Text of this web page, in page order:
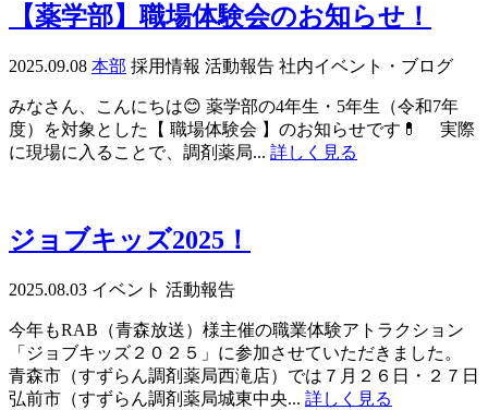
【薬学部】職場体験会のお知らせ！
2025.09.08 本部 採用情報 活動報告 社内イベント・ブログ
みなさん、こんにちは😊 薬学部の4年生・5年生（令和7年
度）を対象とした【 職場体験会 】のお知らせです💊 実際
に現場に入ることで、調剤薬局... 詳しく見る
ジョブキッズ2025！
2025.08.03 イベント 活動報告
今年もRAB（青森放送）様主催の職業体験アトラクション
「ジョブキッズ２０２５」に参加させていただきました。
青森市（すずらん調剤薬局西滝店）では７月２６日・２７日
弘前市（すずらん調剤薬局城東中央... 詳しく見る